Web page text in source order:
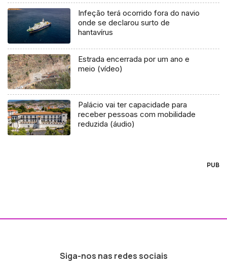
Infeção terá ocorrido fora do navio
onde se declarou surto de
hantavírus
Estrada encerrada por um ano e
meio (vídeo)
Palácio vai ter capacidade para
receber pessoas com mobilidade
reduzida (áudio)
PUB
Siga-nos nas redes sociais